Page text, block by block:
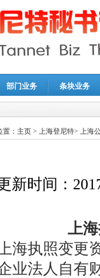
部门业务 条块业务
证
置： 主页 > 上海登尼特> 上海
新时间：
上
海执照变更
业法人自有